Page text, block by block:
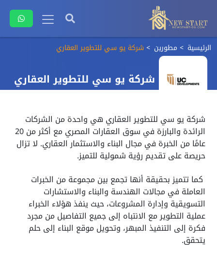
الرئيسية مطورين شركة يو سي للتطوير العقاري
شركة يو سي للتطوير العقاري
شركة يو سي للتطوير العقاري هي واحدة من الشركات
الرائدة والبارزة في سوق العقارات المصري مع أكثر من 20
عامًا من الخبرة في مجال البناء والاستثمار العقاري. لا تزال
حريصة على تقديم رؤية شمولية للتميز.
كما تتميز بحقيقة أنها تجمع بين مجموعة من الخبرات
العاملة في مجالات الهندسة والبناء والاستشارات
التسويقية وإدارة المشروعات، حيث ينفذ هؤلاء الخبراء
عملية التطوير مع الانتباه إلى جميع التفاصيل من مجرد
فكرة إلى التنفيذ المبهر، وتحويل موقع البناء إلى حلم
يتحقق.